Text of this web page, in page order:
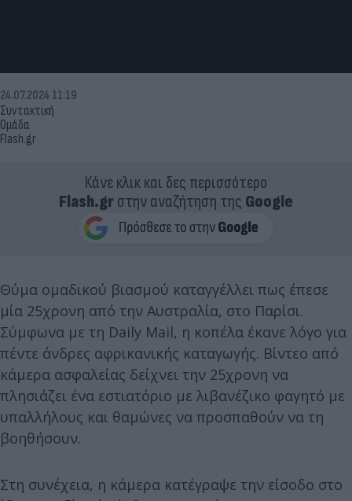
Συντακτική
Ομάδα
Flash.gr
24.07.2024 11:19
Κάνε κλικ και δες περισσότερο
Flash.grστην αναζήτηση της Google
Θύμα ομαδικού βιασμού καταγγέλλει πως έπεσε
μία 25χρονη από την Αυστραλία, στο Παρίσι.
Σύμφωνα με τη Daily Mail, η κοπέλα έκανε λόγο για
πέντε άνδρες αφρικανικής καταγωγής. Βίντεο από
κάμερα ασφαλείας δείχνει την 25χρονη να
πλησιάζει ένα εστιατόριο με λιβανέζικο φαγητό με
υπαλλήλους και θαμώνες να προσπαθούν να τη
βοηθήσουν.
Στη συνέχεια, η κάμερα κατέγραψε την είσοδο στο